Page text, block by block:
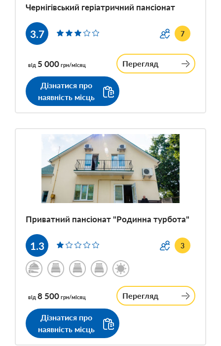
Чернігівський геріатричний пансіонат
3.7 7
від 5 000 грн/місяц Перегляд
Дізнатися про
наявність місць
Приватний пансіонат "Родинна турбота"
1.3 3
від 8 500 грн/місяц Перегляд
Дізнатися про
наявність місць